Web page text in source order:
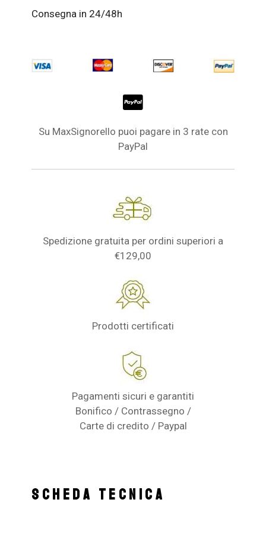
Consegna in 24/48h
Su MaxSignorello puoi pagare in 3 rate con
PayPal
Spedizione gratuita per ordini superiori a
€129,00
Prodotti certificati
Pagamenti sicuri e garantiti
Bonifico / Contrassegno /
Carte di credito / Paypal
SCHEDA TECNICA